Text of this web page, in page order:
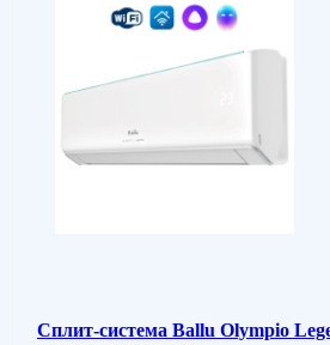
Сплит-система Ballu Olympio